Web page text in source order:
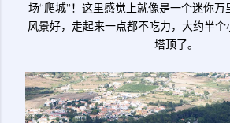
场“爬城”！这里感觉上就像是一个迷你
风景好，走起来一点都不吃力，大约半
塔顶了。